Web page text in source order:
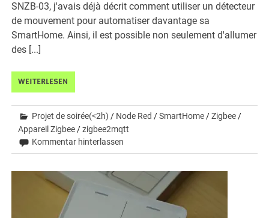
SNZB-03, j'avais déjà décrit comment utiliser un détecteur
de mouvement pour automatiser davantage sa
SmartHome. Ainsi, il est possible non seulement d'allumer
des [...]
WEITERLESEN
Projet de soirée(<2h) / Node Red /SmartHome/Zigbee/
Appareil Zigbee/zigbee2mqtt
Kommentar hinterlassen